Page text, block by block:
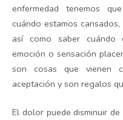
enfermedad tenemos
cuándo estamos
así como saber cuándo
emoción o sensación
son cosas que vienen
aceptación y son regalos
El dolor puede disminuir